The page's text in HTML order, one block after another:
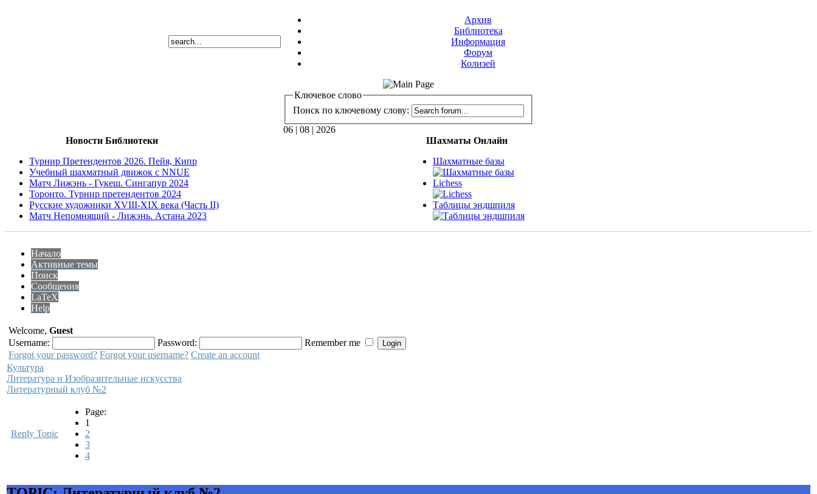
Архив
Библиотека
Информация
Форум
Колизей
Ключевое слово
Поиск по ключевому слову:
06 | 08 | 2026
Новости Библиотеки
Турнир Претендентов 2026. Пейя, Кипр
Учебный шахматный движок с NNUE
Матч Лижэнь - Гукеш. Сингапур 2024
Торонто. Турнир претендентов 2024
Русские художники XVIII-XIX века (Часть II)
Матч Непомнящий - Лижэнь. Астана 2023
Шахматы Онлайн
Шахматные базы
Lichess
Таблицы эндшпиля
Начало
Активные темы
Поиск
Сообщения
LaTeX
Help
Welcome, Guest
Username:
Password:
Remember me
Forgot your password? Forgot your username? Create an account
Культура
Литература и Изобразительные искусства
Литературный клуб №2
Reply Topic
Page:
1
2
3
4